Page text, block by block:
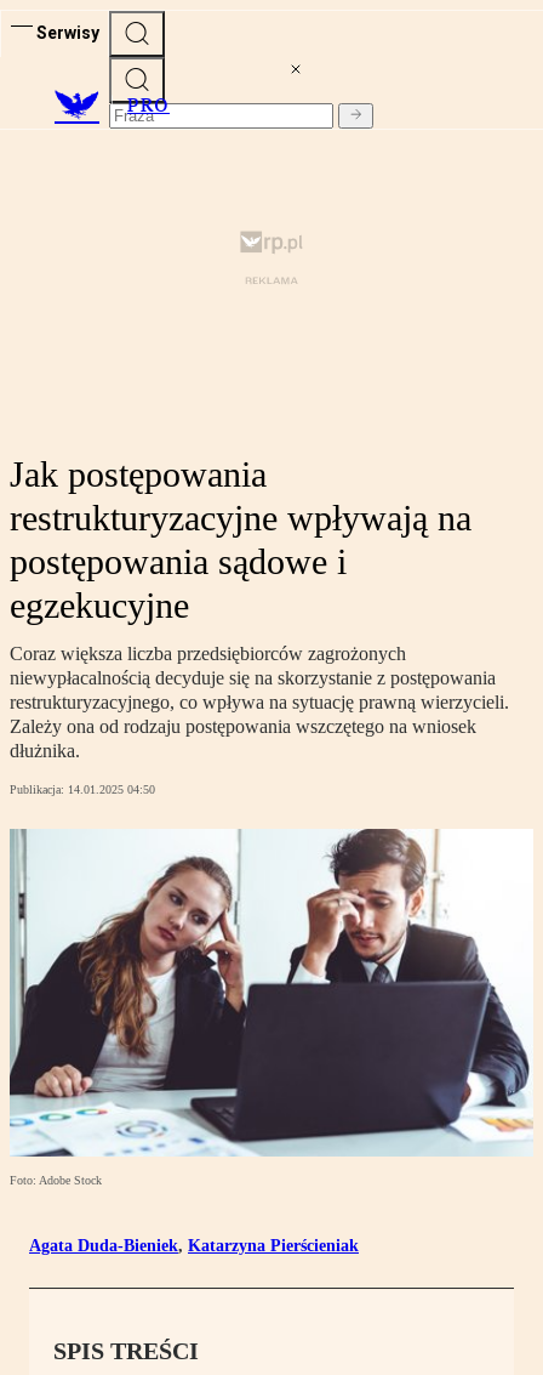
Serwisy
PRO
Jak postępowania
restrukturyzacyjne wpływają na
postępowania sądowe i
egzekucyjne
Coraz większa liczba przedsiębiorców zagrożonych
niewypłacalnością decyduje się na skorzystanie z postępowania
restrukturyzacyjnego, co wpływa na sytuację prawną wierzycieli.
Zależy ona od rodzaju postępowania wszczętego na wniosek
dłużnika.
Publikacja: 14.01.2025 04:50
Foto: Adobe Stock
Agata Duda-Bieniek, Katarzyna Pierścieniak
SPIS TREŚCI